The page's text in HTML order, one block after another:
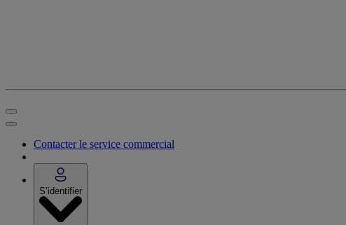
Contacter le service commercial
S’identifier